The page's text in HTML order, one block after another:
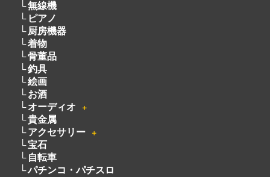
無線機
ピアノ
厨房機器
着物
骨董品
釣具
絵画
お酒
オーディオ
＋
貴金属
アクセサリー
＋
宝石
自転車
パチンコ・パチスロ